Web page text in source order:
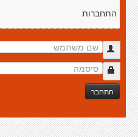
התחברות
התחבר